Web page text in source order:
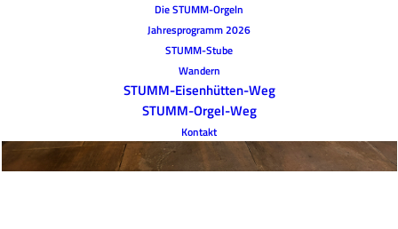
Die STUMM-Orgeln
Jahresprogramm 2026
STUMM-Stube
Wandern
STUMM-Eisenhütten-Weg
STUMM-Orgel-Weg
Kontakt